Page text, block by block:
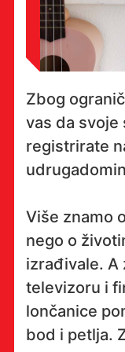
Zbog
vas da svoje
registrirate
Više znamo
nego o
izrađivale. A
televizoru i
lončanice
bod i petlja.